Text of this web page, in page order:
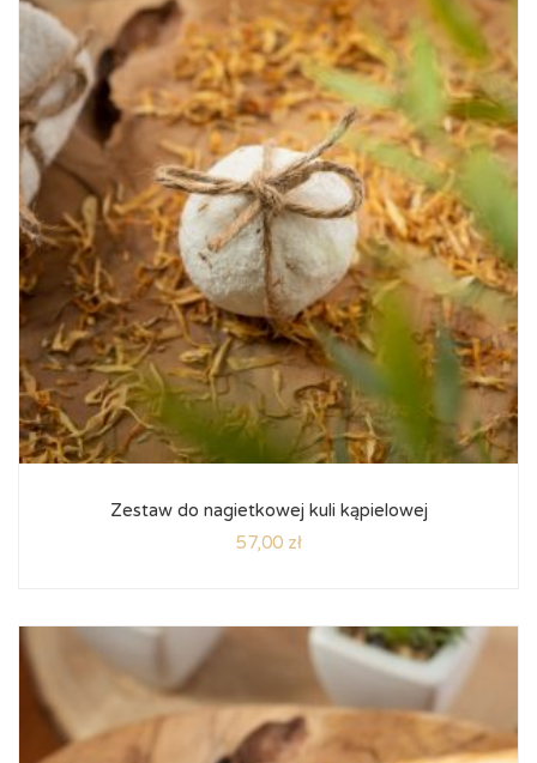
Zestaw do nagietkowej kuli kąpielowej
57,00 zł